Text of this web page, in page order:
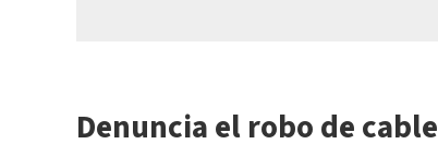
Denuncia el robo de cable